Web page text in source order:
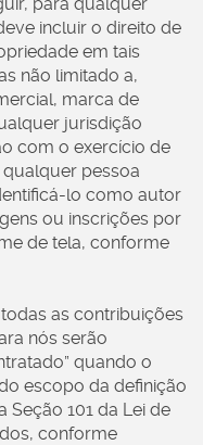
incluir o direito de
em tais
não limitado a,
marca de
jurisdição
com o exercício de
pessoa
lo como autor
ou inscrições por
de tela, conforme
as contribuições
nós serão
quando o
escopo da definição
101 da Lei de
conforme